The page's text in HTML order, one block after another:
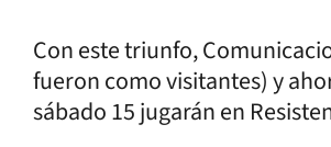
Con este triunfo,
fueron como visitantes) y
sábado 15 jugarán en